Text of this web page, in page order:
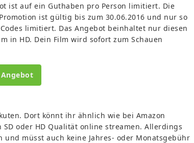
ist auf ein Guthaben pro Person limitiert. Die
ist gültig bis zum 30.06.2016 und nur so
limitiert. Das Angebot beinhaltet nur diesen
in HD. Dein Film wird sofort zum Schauen
Dort könnt ihr ähnlich wie bei Amazon
oder HD Qualität online streamen. Allerdings
müsst auch keine Jahres- oder Monatsgebühr